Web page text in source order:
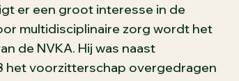
er een groot interesse in de
multidisciplinaire zorg wordt het
de NVKA. Hij was naast
het voorzitterschap overgedragen